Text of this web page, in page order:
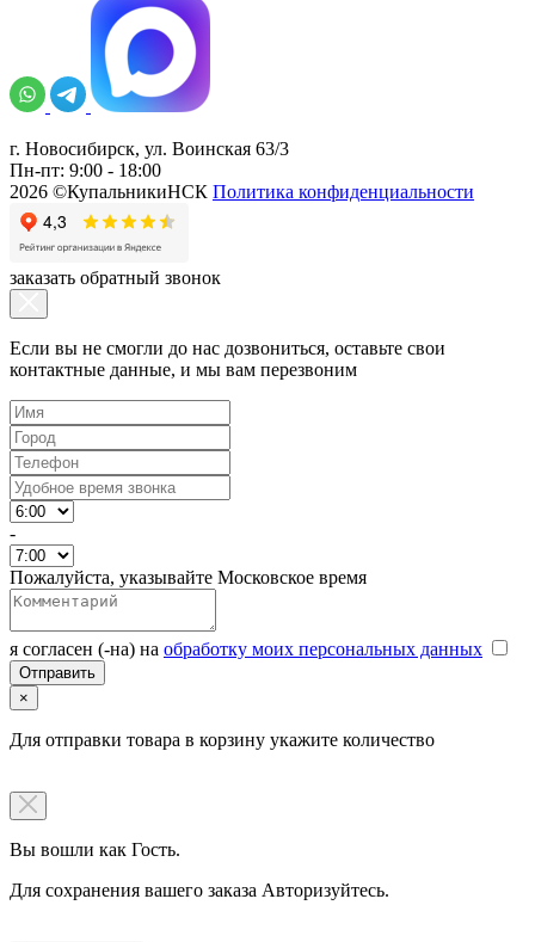
г. Новосибирск, ул. Воинская 63/3
Пн-пт: 9:00 - 18:00
2026 ©КупальникиНСК Политика конфиденциальности
заказать обратный звонок
Если вы не смогли до нас дозвониться, оставьте свои
контактные данные, и мы вам перезвоним
-
Пожалуйста, указывайте Московское время
я согласен (-на) на обработку моих персональных данных
×
Для отправки товара в корзину укажите количество
Вы вошли как Гость.
Для сохранения вашего заказа Авторизуйтесь.